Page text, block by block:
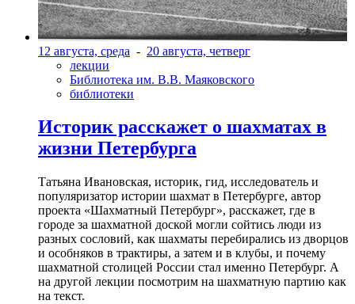
12 августа, среда - 20 августа, четверг
лекции
Библиотека им. В.В. Маяковского
библиотеки
Историк расскажет о шахматах в
жизни Петербурга
Татьяна Ивановская, историк, гид, исследователь и
популяризатор истории шахмат в Петербурге, автор
проекта «Шахматный Петербург», расскажет, где в
городе за шахматной доской могли сойтись люди из
разных сословий, как шахматы перебирались из дворцов
и особняков в трактиры, а затем и в клубы, и почему
шахматной столицей России стал именно Петербург. А
на другой лекции посмотрим на шахматную партию как
на текст.